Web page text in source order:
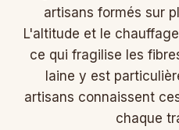
artisans formés sur
L'altitude et le
ce qui fragilise les
laine y est
artisans connaissent
chaque